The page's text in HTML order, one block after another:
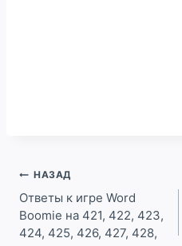
Навигация
по
записям
НАЗАД
Ответы к игре Word
Boomie на 421, 422, 423,
424, 425, 426, 427, 428,